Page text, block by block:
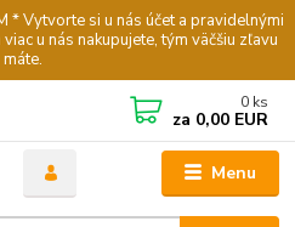
* Vytvorte si u nás účet a pravidelnými
u nás nakupujete, tým väčšiu zľavu
máte.
Menu
0 ks
za 0,00 EUR